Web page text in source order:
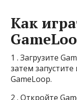
Как
1 . Загрузите
затем
GameLoop.
2 . Откройте